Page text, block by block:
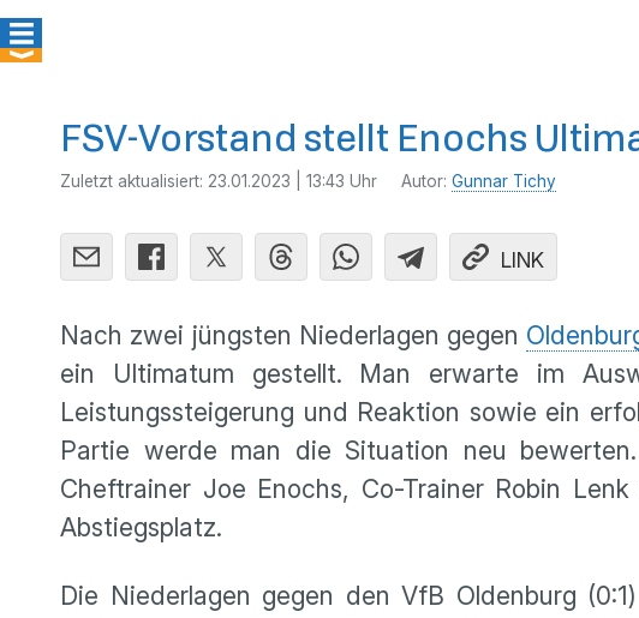
FSV-Vorstand stellt Enochs
Zuletzt aktualisiert: 23.01.2023 | 13:43 Uhr Autor: Gunnar Tichy
LINK
Nach zwei jüngsten Niederlagen gegen
ein Ultimatum gestellt. Man erwarte im
Leistungssteigerung und Reaktion sowie ein
Partie werde man die Situation neu
Cheftrainer Joe Enochs, Co-Trainer Robin
Abstiegsplatz.
Die Niederlagen gegen den VfB Oldenburg